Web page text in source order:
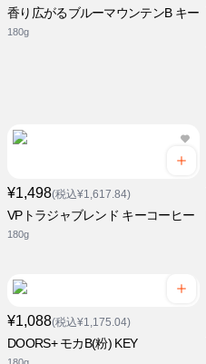
香り広がるブルーマウンテンB キー
180g
¥1,498(税込¥1,617.84)
VPトラジャブレンド キーコーヒー
180g
¥1,088(税込¥1,175.04)
DOORS+ モカB(粉) KEY